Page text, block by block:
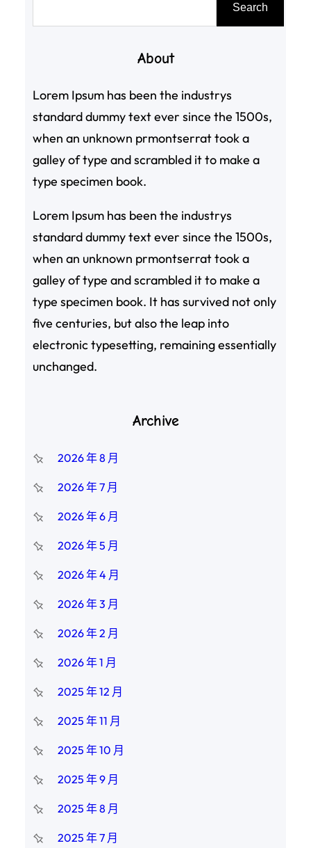
Search
About
Lorem Ipsum has been the industrys
standard dummy text ever since the 1500s,
when an unknown prmontserrat took a
galley of type and scrambled it to make a
type specimen book.
Lorem Ipsum has been the industrys
standard dummy text ever since the 1500s,
when an unknown prmontserrat took a
galley of type and scrambled it to make a
type specimen book. It has survived not only
five centuries, but also the leap into
electronic typesetting, remaining essentially
unchanged.
Archive
2026 年 8 月
2026 年 7 月
2026 年 6 月
2026 年 5 月
2026 年 4 月
2026 年 3 月
2026 年 2 月
2026 年 1 月
2025 年 12 月
2025 年 11 月
2025 年 10 月
2025 年 9 月
2025 年 8 月
2025 年 7 月